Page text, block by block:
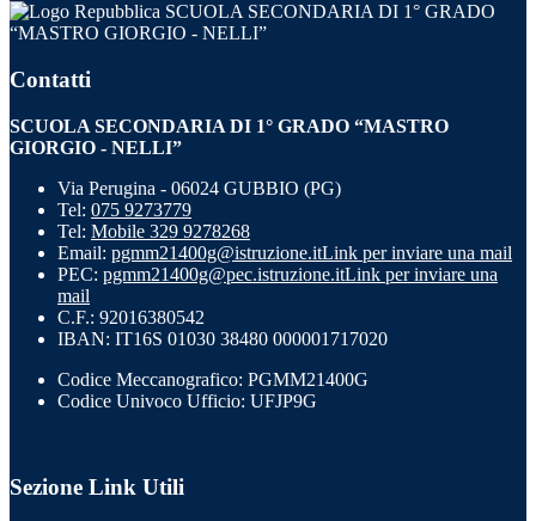
SCUOLA SECONDARIA DI 1° GRADO
“MASTRO GIORGIO - NELLI”
Contatti
SCUOLA SECONDARIA DI 1° GRADO “MASTRO
GIORGIO - NELLI”
Via Perugina - 06024 GUBBIO (PG)
Tel: 075 9273779
Tel: Mobile 329 9278268
Email: pgmm21400g@istruzione.itLink per inviare una mail
PEC: pgmm21400g@pec.istruzione.itLink per inviare una
mail
C.F.: 92016380542
IBAN: IT16S 01030 38480 000001717020
Codice Meccanografico: PGMM21400G
Codice Univoco Ufficio: UFJP9G
Sezione Link Utili